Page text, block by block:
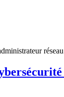
réseau